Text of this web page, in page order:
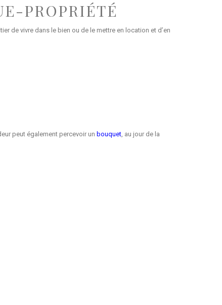
PROPRIÉTÉ
de vivre dans le bien ou de le mettre en location et d’en
peut également percevoir un bouquet, au jour de la